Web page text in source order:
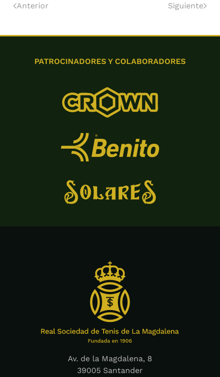
Anterior Siguiente
PATROCINADORES Y COLABORADORES
Av. de la Magdalena, 8
39005 Santander